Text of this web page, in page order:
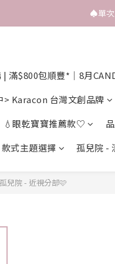
♠️單次
滿$800包順豐*｜8月
> Karacon 台灣文創品牌
💧眼乾寶寶推薦款♡
款式主題選擇 孤兒院 -
孤兒院 - 近視分部🩷